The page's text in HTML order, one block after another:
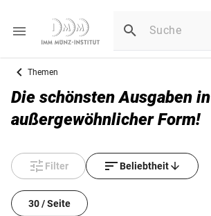
Themen
Die schönsten Ausgaben in
außergewöhnlicher Form!
Filter Beliebtheit
30 / Seite